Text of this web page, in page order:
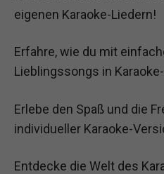
eigenen Karaoke-Liedern!
Erfahre, wie du mit
Lieblingssongs in
Erlebe den Spaß und die
individueller Karaoke-
Entdecke die Welt des